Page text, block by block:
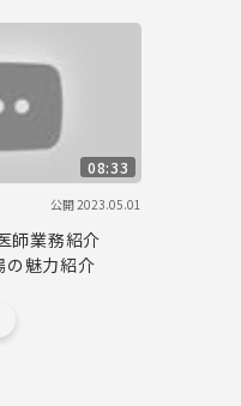
08:33
公開2023.05.01
師業務紹介
魅力紹介